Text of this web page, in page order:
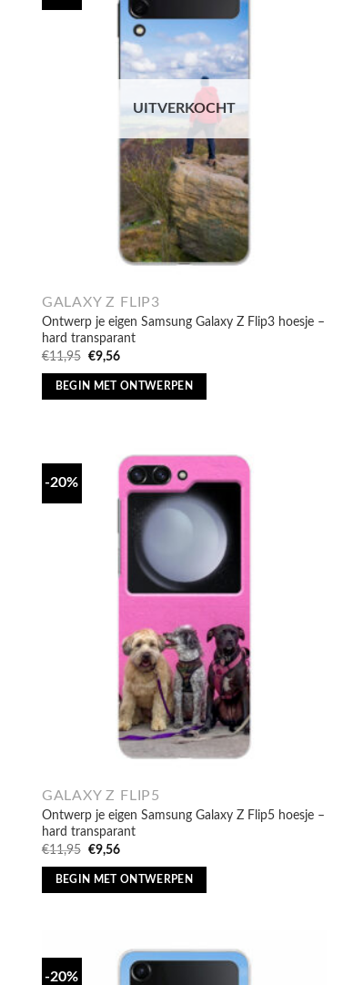
UITVERKOCHT
GALAXY Z FLIP3
Ontwerp je eigen Samsung Galaxy Z Flip3 hoesje –
hard transparant
€11,95 Oorspronkelijke
was:
€11,95.
€9,56Huidige
is:
€9,56.
BEGIN MET ONTWERPEN
-20%
GALAXY Z FLIP5
Ontwerp je eigen Samsung Galaxy Z Flip5 hoesje –
hard transparant
€11,95 Oorspronkelijke
was:
€11,95.
€9,56Huidige
is:
€9,56.
BEGIN MET ONTWERPEN
-20%